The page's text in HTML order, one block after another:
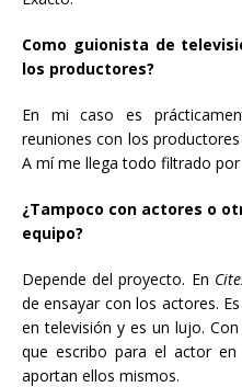
Como guionista de
los productores?
En mi caso es
reuniones con los
A mí me llega todo filtrado por
¿Tampoco con actores o
equipo?
Depende del proyecto. En
de ensayar con los actores.
en televisión y es un lujo.
que escribo para el actor
aportan ellos mismos.